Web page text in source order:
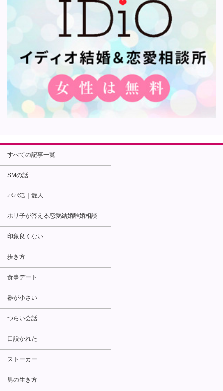
すべての記事一覧
SMの話
パパ活｜愛人
ホリ子が答える恋愛結婚離婚相談
印象良くない
歩き方
食事デート
器が小さい
つらい会話
口説かれた
ストーカー
男の生き方